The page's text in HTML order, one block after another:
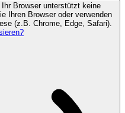
Ihr Browser unterstützt keine
Ihren Browser oder verwenden
(z.B. Chrome, Edge, Safari).